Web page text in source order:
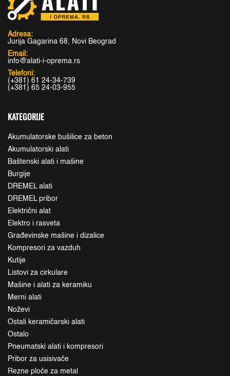
Adresa:
Jurija Gagarina 68, Novi Beograd
Email:
info@alati-i-oprema.rs
Telefoni:
(+381) 61 24-34-739
(+381) 65 24-03-955
KATEGORIJE
Akumulatorske bušilice za beton
Akumulatorski alati
Baštenski alati i mašine
Burgije
DREMEL alati
DREMEL pribor
Električni alat
Elektro i rasveta
Građevinske mašine i dizalice
Kompresori za vazduh
Kutije
Listovi za cirkulare
Mašine i alati za keramiku
Merni alati
Noževi
Ostali keramičarski alati
Ostalo
Pneumatski alati i kompresori
Pribor za usisivače
Rezne ploče za metal